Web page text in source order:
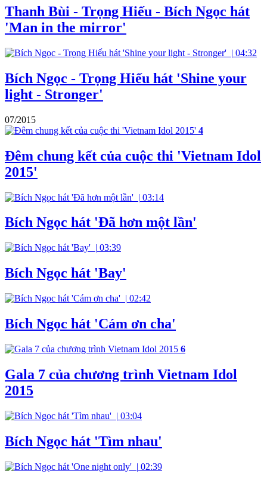
Thanh Bùi - Trọng Hiếu - Bích Ngọc hát
'Man in the mirror'
| 04:32
Bích Ngọc - Trọng Hiếu hát 'Shine your
light - Stronger'
07/2015
4
Đêm chung kết của cuộc thi 'Vietnam Idol
2015'
| 03:14
Bích Ngọc hát 'Đã hơn một lần'
| 03:39
Bích Ngọc hát 'Bay'
| 02:42
Bích Ngọc hát 'Cám ơn cha'
6
Gala 7 của chương trình Vietnam Idol
2015
| 03:04
Bích Ngọc hát 'Tìm nhau'
| 02:39